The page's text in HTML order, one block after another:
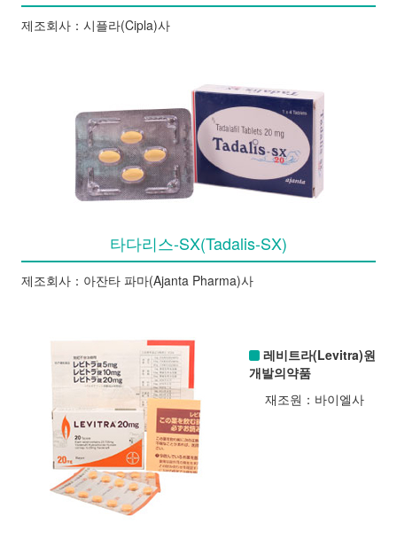
제조회사：시플라(Cipla)사
타다리스-SX(Tadalis-SX)
제조회사：아잔타 파마(Ajanta Pharma)사
레비트라(Levitra)원
개발의약품
재조원：바이엘사